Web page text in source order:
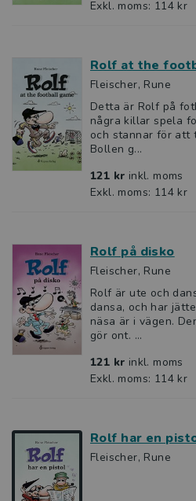
Exkl. moms: 114 kr
Rolf at the
Fleischer, Rune
Detta är Rolf på
några killar spela
och stannar för att
Bollen g...
121 kr inkl. moms
Exkl. moms: 114 kr
Rolf på disko
Fleischer, Rune
Rolf är ute och
dansa, och har
näsa är i vägen.
gör ont. ...
121 kr inkl. moms
Exkl. moms: 114 kr
Rolf har en
Fleischer, Rune